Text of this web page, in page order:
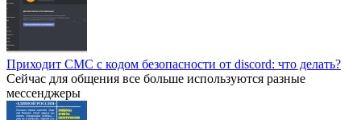
Приходит СМС с кодом безопасности от discord: что делать?
Сейчас для общения все больше используются разные
мессенджеры